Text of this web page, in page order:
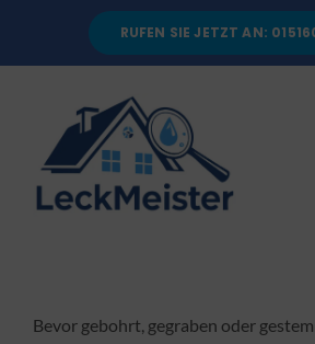
RUFEN SIE JETZT AN:
Bevor gebohrt, gegraben oder